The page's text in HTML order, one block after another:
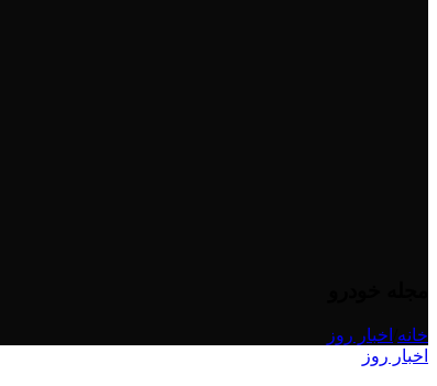
خانه اخبار روز
اخبار روز